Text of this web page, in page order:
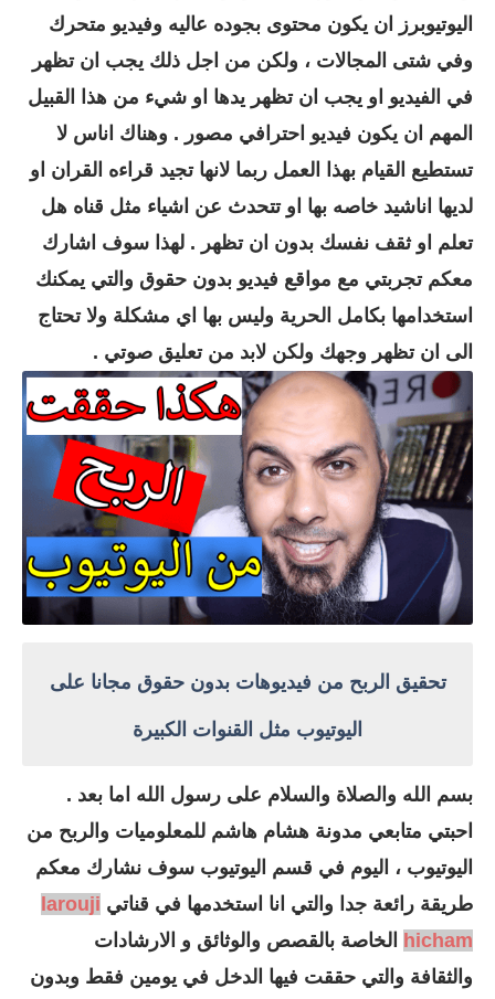
اليوتيوبرز ان يكون محتوى بجوده عاليه وفيديو متحرك
وفي شتى المجالات ، ولكن من اجل ذلك يجب ان تظهر
في الفيديو او يجب ان تظهر يدها او شيء من هذا القبيل
المهم ان يكون فيديو احترافي مصور . وهناك اناس لا
تستطيع القيام بهذا العمل ربما لانها تجيد قراءه القران او
لديها اناشيد خاصه بها او تتحدث عن اشياء مثل قناه هل
تعلم او ثقف نفسك بدون ان تظهر . لهذا سوف اشارك
معكم تجربتي مع مواقع فيديو بدون حقوق والتي يمكنك
استخدامها بكامل الحرية وليس بها اي مشكلة ولا تحتاج
الى ان تظهر وجهك ولكن لابد من تعليق صوتي .
تحقيق الربح من فيديوهات بدون حقوق مجانا على
اليوتيوب مثل القنوات الكبيرة
بسم الله والصلاة والسلام على رسول الله اما بعد .
احبتي متابعي مدونة هشام هاشم للمعلوميات والربح من
اليوتيوب ، اليوم في قسم اليوتيوب سوف نشارك معكم
طريقة رائعة جدا والتي انا استخدمها في قناتي larouji
hicham الخاصة بالقصص والوثائق و الارشادات
والثقافة والتي حققت فيها الدخل في يومين فقط وبدون